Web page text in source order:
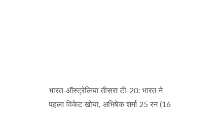
भारत-ऑस्ट्रेलिया तीसरा टी-20: भारत ने
पहला विकेट खोया, अभिषेक शर्मा 25 रन (16